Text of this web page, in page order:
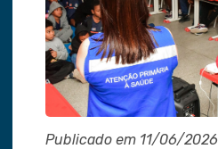
Publicado em 11/06/2026